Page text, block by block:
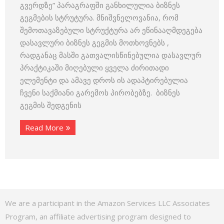
გვერდზე” პარაგრაფში განხილულია ბიზნეს
გეგმების სტრუტურა. მნიშვნელოვანია, რომ
შემოთავაზებული სტრუქტურა არ ეწინააღმდეგება
დასავლური ბიზნეს გეგმის მოთხოვნებს ,
რადგანაც მასში გათვალისწინებულია დასავლურ
პრაქტიკაში მიღებული ყველა ძირითადი
ელემენტი და ამავე დროს ის ადაპტირებულია
ჩვენი საქმიანი გარემოს პირობებზე. ბიზნეს
გეგმის შედგენის
Read More
We are a participant in the Amazon Services LLC Associates
Program, an affiliate advertising program designed to